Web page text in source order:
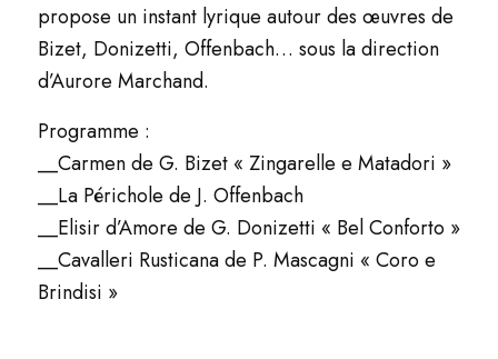
propose un instant lyrique autour des œuvres de
Bizet, Donizetti, Offenbach… sous la direction
d’Aurore Marchand.
Programme :
__Carmen de G. Bizet « Zingarelle e Matadori »
__La Périchole de J. Offenbach
__Elisir d’Amore de G. Donizetti « Bel Conforto »
__Cavalleri Rusticana de P. Mascagni « Coro e
Brindisi »